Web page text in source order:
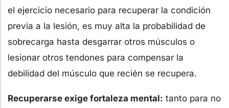
el ejercicio necesario para recuperar la condición
previa a la lesión, es muy alta la probabilidad de
sobrecarga hasta desgarrar otros músculos o
lesionar otros tendones para compensar la
debilidad del músculo que recién se recupera.
Recuperarse exige fortaleza mental: tanto para no